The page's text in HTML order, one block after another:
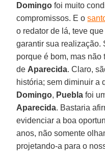
Domingo foi muito
compromissos. E o
o redator de lá, teve
garantir sua realização.
porque é bom, mas não
de Aparecida. Claro,
história; sem diminuir a
Domingo, Puebla foi
Aparecida. Bastaria
evidenciar a boa
anos, não somente
projetando-a para o